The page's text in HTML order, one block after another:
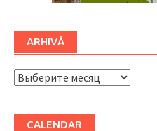
ARHIVĂ
ARHIVĂ
CALENDAR